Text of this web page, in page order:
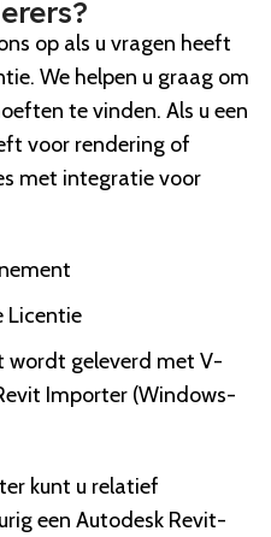
op als u vragen heeft
We helpen u graag om
te vinden. Als u een
voor rendering of
met integratie voor
Licentie
wordt geleverd met V-
Importer (Windows-
kunt u relatief
een Autodesk Revit-